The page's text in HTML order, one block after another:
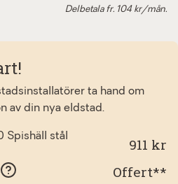
Delbetala fr. 104kr/mån.
ta hand om
av din nya eldstad.
stål
911 kr
Offert**